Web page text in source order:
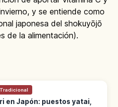
y se entiende como
japonesa del shokuyōjō
de la alimentación).
en Japón: puestos yatai,